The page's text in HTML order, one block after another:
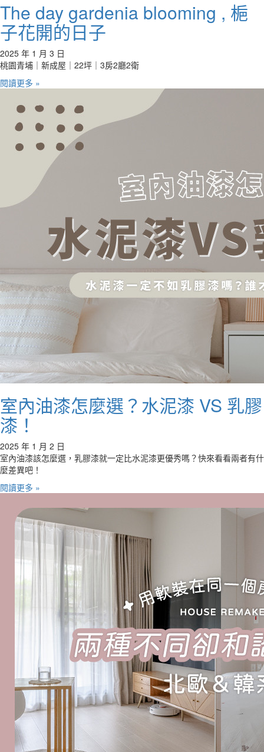
The day gardenia blooming , 梔
子花開的日子
2025 年 1 月 3 日
桃園青埔｜新成屋｜22坪｜3房2廳2衛
閱讀更多 »
室內油漆怎麼選？水泥漆 VS 乳膠
漆！
2025 年 1 月 2 日
室內油漆該怎麼選，乳膠漆就一定比水泥漆更優秀嗎？快來看看兩者有什
麼差異吧！
閱讀更多 »